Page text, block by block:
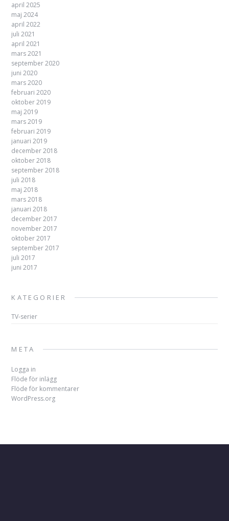
april 2025
maj 2024
april 2022
juli 2021
april 2021
mars 2021
september 2020
juni 2020
mars 2020
februari 2020
oktober 2019
maj 2019
mars 2019
februari 2019
januari 2019
december 2018
oktober 2018
september 2018
juli 2018
maj 2018
mars 2018
januari 2018
december 2017
november 2017
oktober 2017
september 2017
juli 2017
juni 2017
KATEGORIER
TV-serier
META
Logga in
Flöde för inlägg
Flöde för kommentarer
WordPress.org